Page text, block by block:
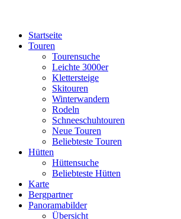
Startseite
Touren
Tourensuche
Leichte 3000er
Klettersteige
Skitouren
Winterwandern
Rodeln
Schneeschuhtouren
Neue Touren
Beliebteste Touren
Hütten
Hüttensuche
Beliebteste Hütten
Karte
Bergpartner
Panoramabilder
Übersicht